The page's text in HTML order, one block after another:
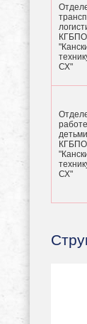
СХ"
СХ"